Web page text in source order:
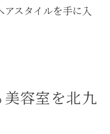
アスタイルを手に入
容室を北九